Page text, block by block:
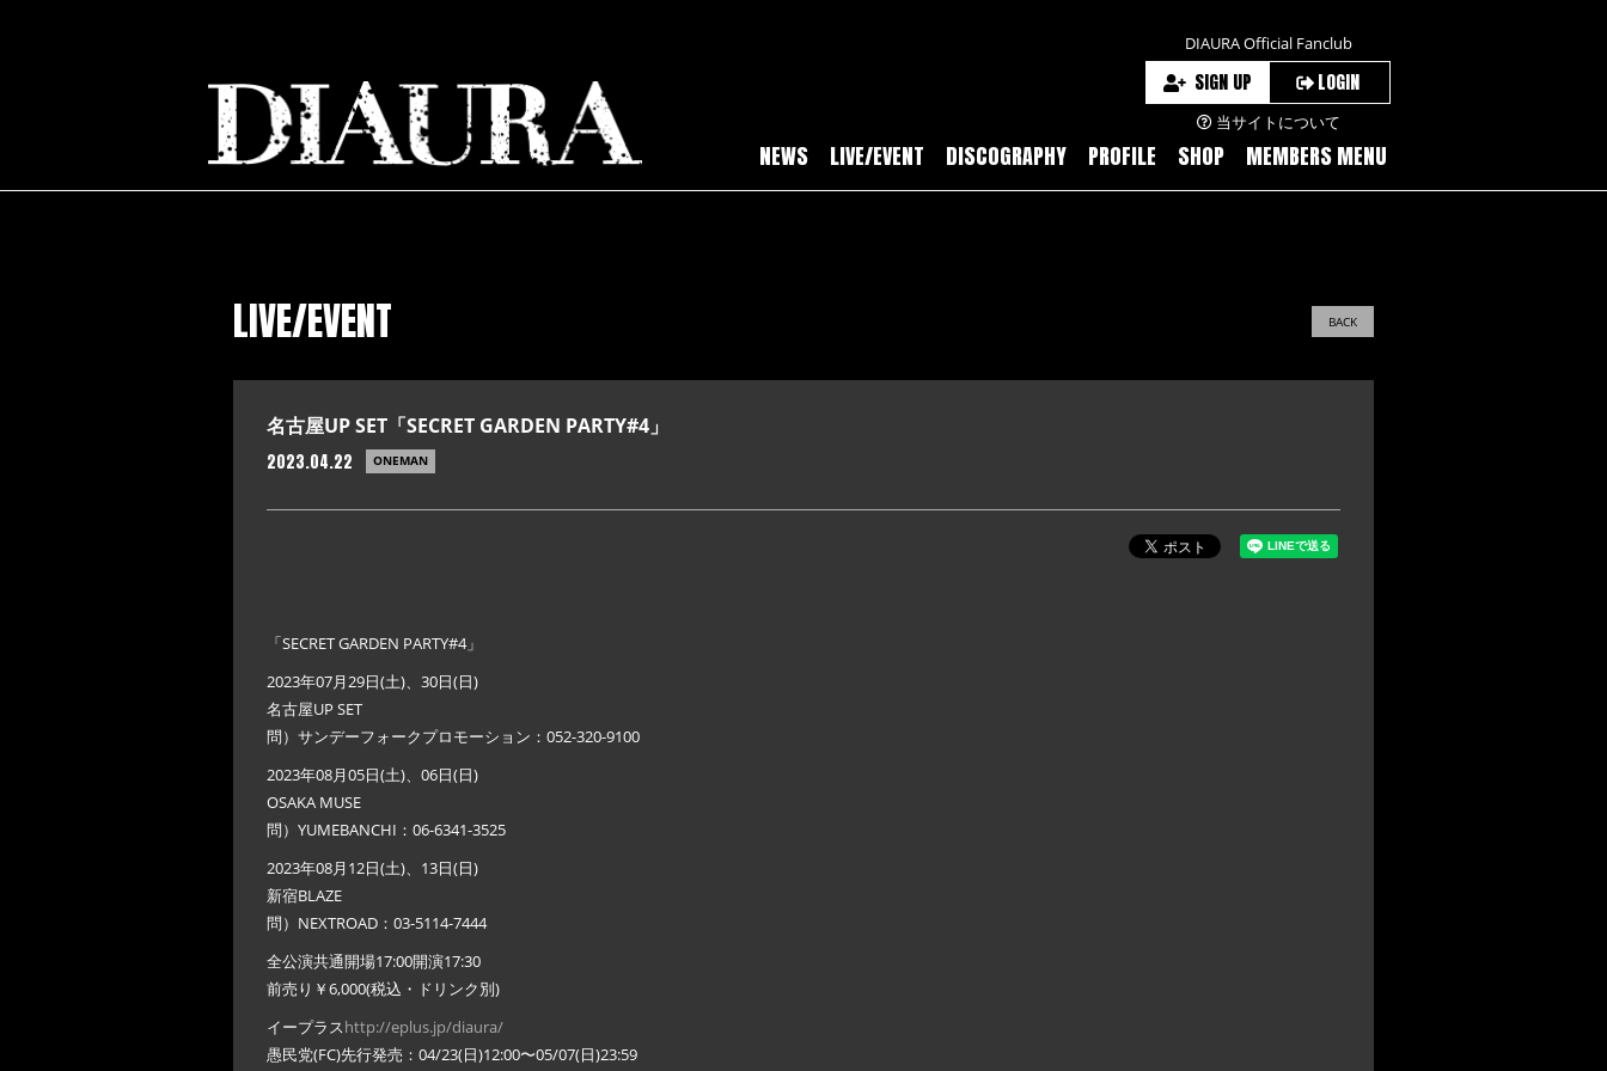
DIAURA Official Fanclub
SIGN UP LOGIN
当サイトについて
NEWS LIVE/EVENT DISCOGRAPHY PROFILE SHOP MEMBERS MENU
LIVE/EVENT BACK
名古屋UP SET「SECRET GARDEN PARTY#4」
2023.04.22 ONEMAN
「SECRET GARDEN PARTY#4」
2023年07月29日(土)、30日(日)
名古屋UP SET
問）サンデーフォークプロモーション：052-320-9100
2023年08月05日(土)、06日(日)
OSAKA MUSE
問）YUMEBANCHI：06-6341-3525
2023年08月12日(土)、13日(日)
新宿BLAZE
問）NEXTROAD：03-5114-7444
全公演共通開場17:00開演17:30
前売り￥6,000(税込・ドリンク別)
イープラスhttp://eplus.jp/diaura/
愚民党(FC)先行発売：04/23(日)12:00〜05/07(日)23:59